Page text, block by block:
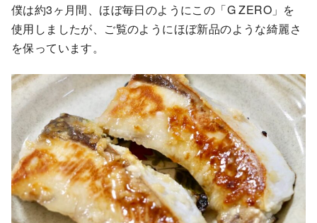
僕は約3ヶ月間、ほぼ毎日のようにこの「G ZERO」を
使用しましたが、ご覧のようにほぼ新品のような綺麗さ
を保っています。